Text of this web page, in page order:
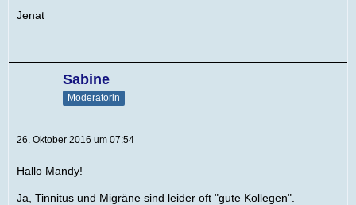
Jenat
Sabine
Moderatorin
26. Oktober 2016 um 07:54
Hallo Mandy!
Ja, Tinnitus und Migräne sind leider oft "gute Kollegen".